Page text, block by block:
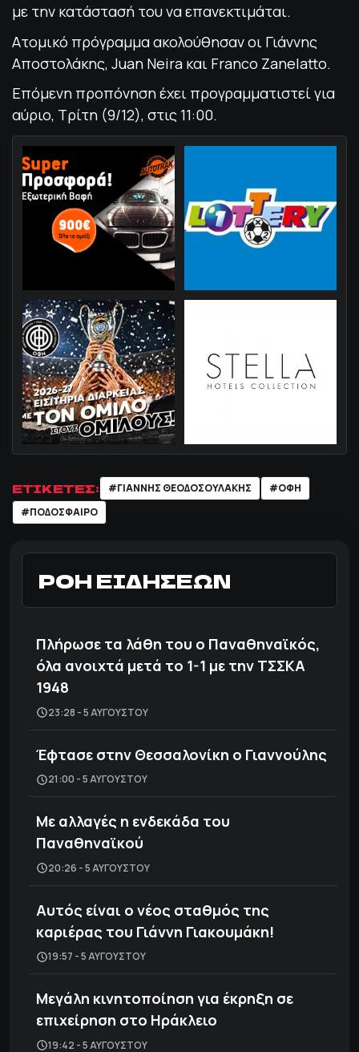
με την κατάστασή του να επανεκτιμάται.
Ατομικό πρόγραμμα ακολούθησαν οι Γιάννης
Αποστολάκης, Juan Neira και Franco Zanelatto.
Επόμενη προπόνηση έχει προγραμματιστεί για
αύριο, Τρίτη (9/12), στις 11:00.
ΕΤΙΚΕΤΕΣ: #ΓΙΑΝΝΗΣ ΘΕΟΔΟΣΟΥΛΑΚΗΣ
#ΟΦΗ
#ΠΟΔΌΣΦΑΙΡΟ
ΡΟΗ ΕΙΔΗΣΕΩΝ
Πλήρωσε τα λάθη του ο Παναθηναϊκός,
όλα ανοιχτά μετά το 1-1 με την ΤΣΣΚΑ
1948
23:28 - 5 ΑΥΓΟΎΣΤΟΥ
Έφτασε στην Θεσσαλονίκη ο Γιαννούλης
21:00 - 5 ΑΥΓΟΎΣΤΟΥ
Με αλλαγές η ενδεκάδα του
Παναθηναϊκού
20:26 - 5 ΑΥΓΟΎΣΤΟΥ
Αυτός είναι ο νέος σταθμός της
καριέρας του Γιάννη Γιακουμάκη!
19:57 - 5 ΑΥΓΟΎΣΤΟΥ
Μεγάλη κινητοποίηση για έκρηξη σε
επιχείρηση στο Ηράκλειο
19:42 - 5 ΑΥΓΟΎΣΤΟΥ